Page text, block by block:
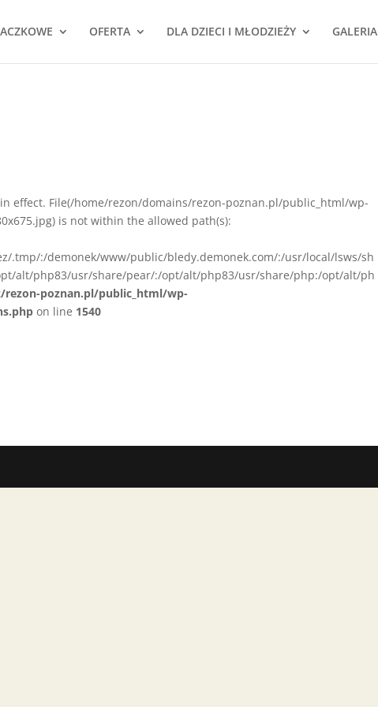
OFERTA DLA DZIECI I MŁODZIEŻY GALERIA
effect. File(/home/rezon/domains/rezon-poznan.pl/public_html/wp-
is not within the allowed path(s):
.tmp/:/demonek/www/public/bledy.demonek.com/:/usr/local/lsws/sh
alt/php83/usr/share/pear/:/opt/alt/php83/usr/share/php:/opt/alt/ph
poznan.pl/public_html/wp-
on line 1540